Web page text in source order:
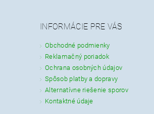
INFORMÁCIE PRE VÁS
Obchodné podmienky
Reklamačný poriadok
Ochrana osobných údajov
Spôsob platby a dopravy
Alternatívne riešenie sporov
Kontaktné údaje